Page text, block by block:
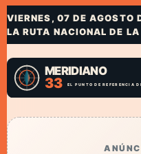
VIERNES, 07 DE AGOSTO
LA RUTA NACIONAL DE